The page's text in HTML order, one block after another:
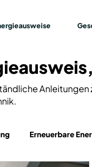
Erneuerbare